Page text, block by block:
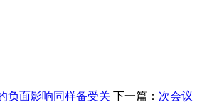
负面影响同样备受关 下一篇： 次会议